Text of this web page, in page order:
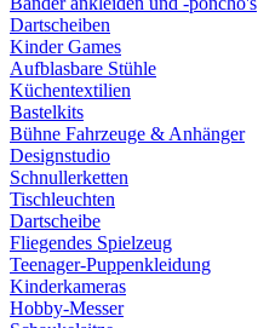
Dartscheiben
Kinder Games
Aufblasbare Stühle
Küchentextilien
Bastelkits
Bühne Fahrzeuge & Anhänger
Designstudio
Schnullerketten
Tischleuchten
Dartscheibe
Fliegendes Spielzeug
Teenager-Puppenkleidung
Kinderkameras
Hobby-Messer